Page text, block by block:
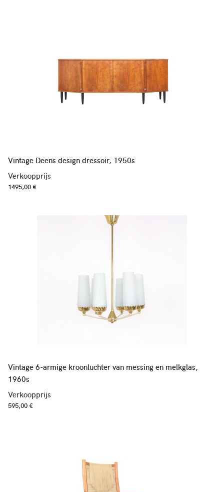
Vintage Deens design dressoir, 1950s
Verkoopprijs
1495,00 €
Vintage 6-armige kroonluchter van messing en melkglas,
1960s
Verkoopprijs
595,00 €